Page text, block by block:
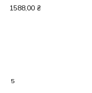
1588,00 ₴
5